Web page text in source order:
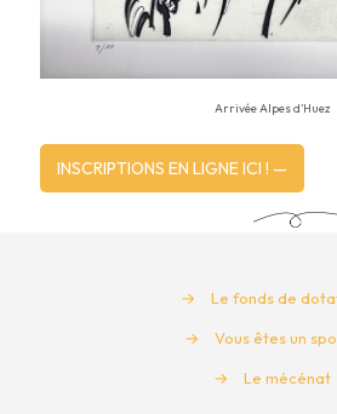
Arrivée Alpes d’Huez
INSCRIPTIONS EN LIGNE ICI ! —
→ Le fonds de
→ Vous êtes un
→ Le mécénat